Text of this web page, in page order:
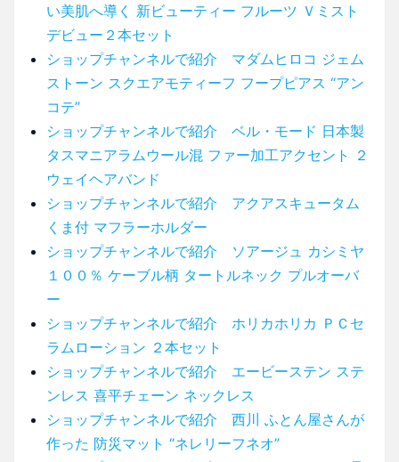
い美肌へ導く 新ビューティー フルーツ Ｖミスト
デビュー２本セット
ショップチャンネルで紹介 マダムヒロコ ジェム
ストーン スクエアモティーフ フープピアス “アン
コテ”
ショップチャンネルで紹介 ベル・モード 日本製
タスマニアラムウール混 ファー加工アクセント ２
ウェイヘアバンド
ショップチャンネルで紹介 アクアスキュータム
くま付 マフラーホルダー
ショップチャンネルで紹介 ソアージュ カシミヤ
１００％ ケーブル柄 タートルネック プルオーバ
ー
ショップチャンネルで紹介 ホリカホリカ ＰＣセ
ラムローション ２本セット
ショップチャンネルで紹介 エービーステン ステ
ンレス 喜平チェーン ネックレス
ショップチャンネルで紹介 西川 ふとん屋さんが
作った 防災マット “ネレリーフネオ”